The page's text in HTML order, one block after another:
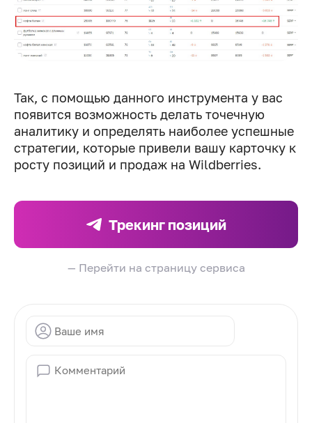
Так, с помощью данного инструмента у вас
появится возможность делать точечную
аналитику и определять наиболее успешные
стратегии, которые привели вашу карточку к
росту позиций и продаж на Wildberries.
Трекинг позиций
— Перейти на страницу сервиса